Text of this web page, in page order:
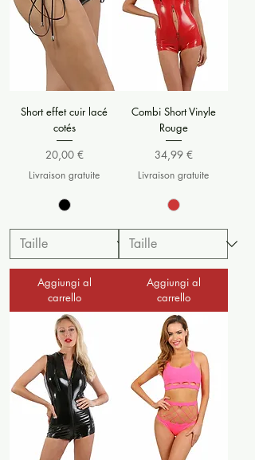
Short effet cuir lacé
cotés
Prezzo
20,00 €
Livraison gratuite
Aggiungi al
carrello
Combi Short Vinyle
Rouge
Prezzo
34,99 €
Livraison gratuite
Aggiungi al
carrello